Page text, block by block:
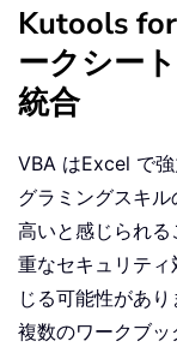
Kutools
ークシー
統合
VBA はExcel で
グラミングスキ
高いと感じられ
重なセキュリテ
じる可能性があ
複数のワークブ